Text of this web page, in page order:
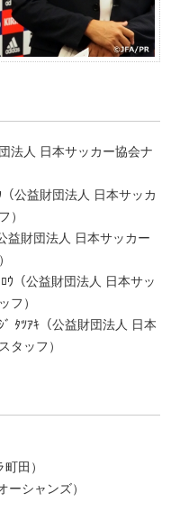
法人 日本サッカー協会ナ
公益財団法人 日本サッカ
）
財団法人 日本サッカー
（公益財団法人 日本サッ
フ）
ﾂｱｷ（公益財団法人 日本
タッフ）
田）
シャンズ）